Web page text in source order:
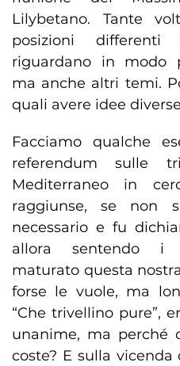
Lilybetano. Tante
posizioni
riguardano in modo
ma anche altri temi.
quali avere idee
Facciamo qualche
referendum sulle
Mediterraneo in
raggiunse, se non
necessario e fu
allora sentendo i
maturato questa
forse le vuole, ma
“Che trivellino pure”,
unanime, ma perché
coste? E sulla vicenda